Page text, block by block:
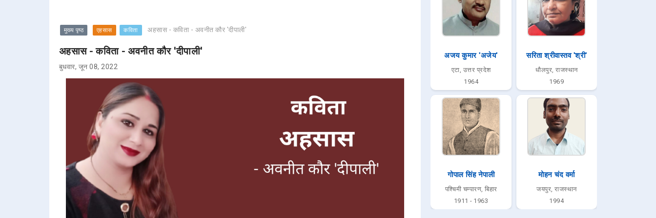
मुख्य पृष्ठ एहसास कविता अहसास - कविता - अवनीत कौर 'दीपाली'
अहसास - कविता - अवनीत कौर 'दीपाली'
बुधवार, जून 08, 2022
अजय कुमार 'अजेय'
एटा, उत्तर प्रदेश
1964
सरिता श्रीवास्तव 'श्री'
धौलपुर, राजस्थान
1969
गोपाल सिंह नेपाली
पश्चिमी चम्पारण, बिहार
1911 - 1963
मोहन चंद वर्मा
जयपुर, राजस्थान
1994